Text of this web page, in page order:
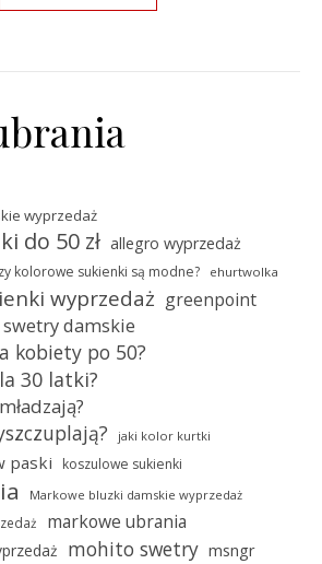
wyprzedaż
do 50 zł allegro wyprzedaż
kolorowe sukienki są modne? ehurtwolka
wyprzedaż greenpoint
damskie
kobiety po 50?
30 latki?
jaki kolor kurtki
paski koszulowe sukienki
Markowe bluzki damskie wyprzedaż
markowe ubrania
mohito swetry msngr